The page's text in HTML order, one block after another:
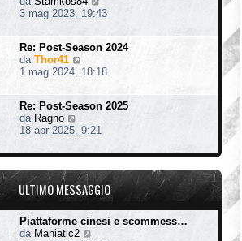
g
g
o
e
s
a
g
g
o
l
t
m
o
m
e
a
g
g
o
e
i
u
t
m
o
e
s
a
g
g
i
o
3 mag 2023, 19:43
Re: Post-Season 2024
da Thor41
e
i
u
t
m
o
m
e
s
a
1 mag 2024, 18:18
Re: Post-Season 2025
da Ragno
e
i
l
t
o
18 apr 2025, 9:21
ULTIMO MESSAGGIO
Piattaforme cinesi e scommess…
da Maniatic2